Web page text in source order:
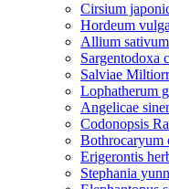
Cirsium
Hordeum
Allium
Sargentodoxa
Salviae
Lophatherum
Angelicae
Codonopsis
Bothrocaryum
Erigerontis
Stephania